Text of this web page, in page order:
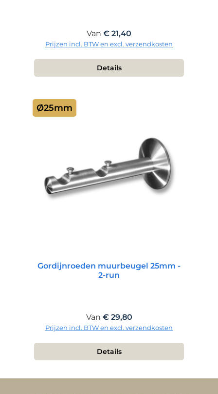
Normale prijs:
Van € 21,40
Prijzen incl. BTW en excl. verzendkosten
Details
Ø25mm
Gordijnroeden muurbeugel 25mm -
2-run
Normale prijs:
Van € 29,80
Prijzen incl. BTW en excl. verzendkosten
Details